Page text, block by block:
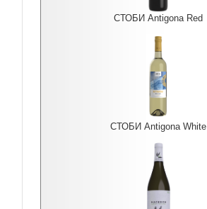
СТОБИ Antigona Red
СТОБИ Antigona White